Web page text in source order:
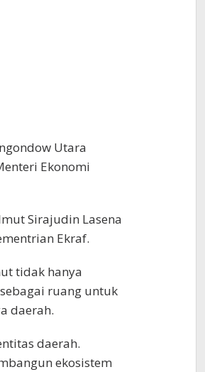
Utara
Ekonomi
Sirajudin Lasena
Ekraf.
tidak hanya
ruang untuk
daerah.
daerah.
ekosistem